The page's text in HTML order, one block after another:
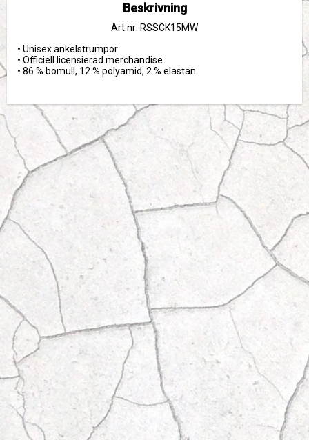
Beskrivning
Art.nr: RSSCK15MW
• Unisex ankelstrumpor
• Officiell licensierad merchandise
• 86 % bomull, 12 % polyamid, 2 % elastan